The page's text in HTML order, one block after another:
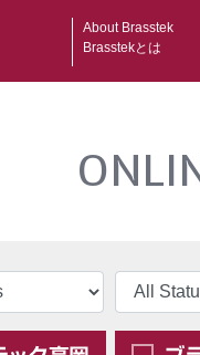
About Brasstek
Brasstekとは